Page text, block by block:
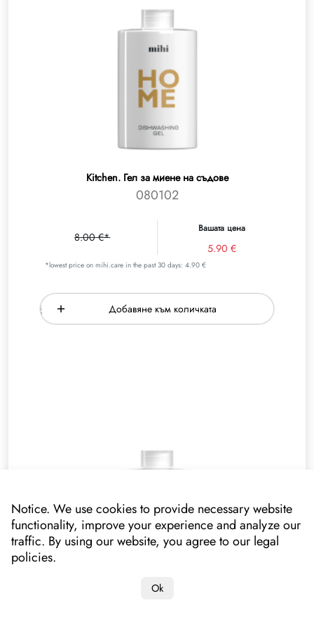
Kitchen. Гел за миене на съдове
080102
8.00 €*
Вашата цена
5.90 €
*lowest price on mihi.care in the past 30 days: 4.90 €
Добавяне към количката
Notice. We use cookies to provide necessary website
functionality, improve your experience and analyze our
traffic. By using our website, you agree to our legal
policies.
Ok